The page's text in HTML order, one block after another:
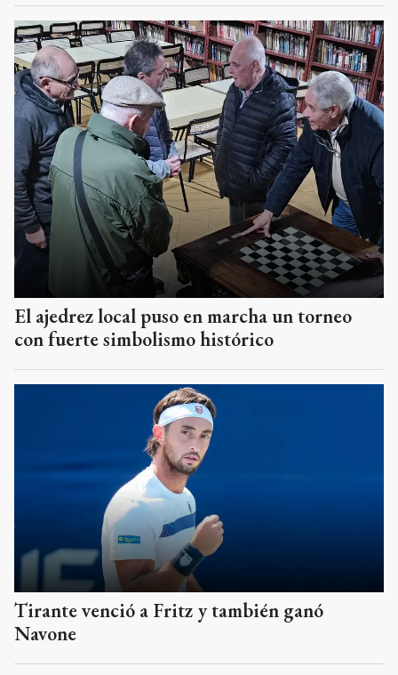
El ajedrez local puso en marcha un torneo
con fuerte simbolismo histórico
Tirante venció a Fritz y también ganó
Navone